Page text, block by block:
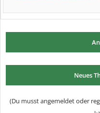
Neues
(Du musst angemeldet oder